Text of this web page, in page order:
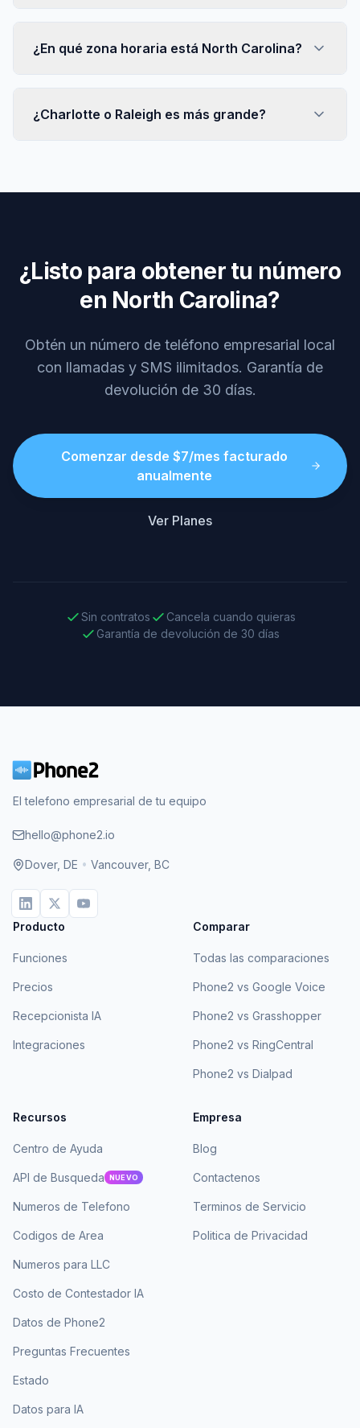
¿En qué zona horaria está North Carolina?
¿Charlotte o Raleigh es más grande?
¿Listo para obtener tu número
en North Carolina?
Obtén un número de teléfono empresarial local
con llamadas y SMS ilimitados. Garantía de
devolución de 30 días.
Comenzar desde $7/mes facturado
anualmente
Ver Planes
Sin contratos
Cancela cuando quieras
Garantía de devolución de 30 días
El telefono empresarial de tu equipo
hello@phone2.io
Dover, DE • Vancouver, BC
Producto
Funciones
Precios
Recepcionista IA
Integraciones
Comparar
Todas las comparaciones
Phone2 vs Google Voice
Phone2 vs Grasshopper
Phone2 vs RingCentral
Phone2 vs Dialpad
Recursos
Centro de Ayuda
API de Busqueda NUEVO
Numeros de Telefono
Codigos de Area
Numeros para LLC
Costo de Contestador IA
Datos de Phone2
Preguntas Frecuentes
Estado
Datos para IA
Empresa
Blog
Contactenos
Terminos de Servicio
Politica de Privacidad